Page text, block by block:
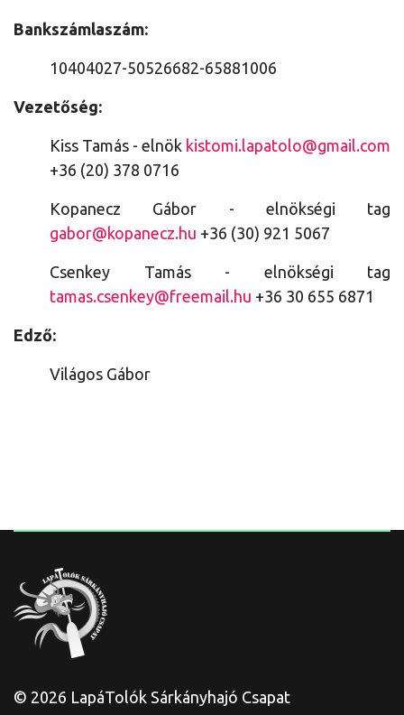
Bankszámlaszám:
10404027-50526682-65881006
Vezetőség:
Kiss Tamás - elnök kistomi.lapatolo@gmail.com
+36 (20) 378 0716
Kopanecz Gábor - elnökségi tag
gabor@kopanecz.hu +36 (30) 921 5067
Csenkey Tamás - elnökségi tag
tamas.csenkey@freemail.hu +36 30 655 6871
Edző:
Világos Gábor
© 2026 LapáTolók Sárkányhajó Csapat